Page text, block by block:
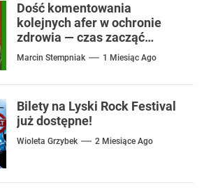
Dość komentowania
kolejnych afer w ochronie
zdrowia — czas zacząć
mówić o rozwiązaniach
Marcin Stempniak 1 Miesiąc Ago
Bilety na Lyski Rock Festival
już dostępne!
Wioleta Grzybek 2 Miesiące Ago